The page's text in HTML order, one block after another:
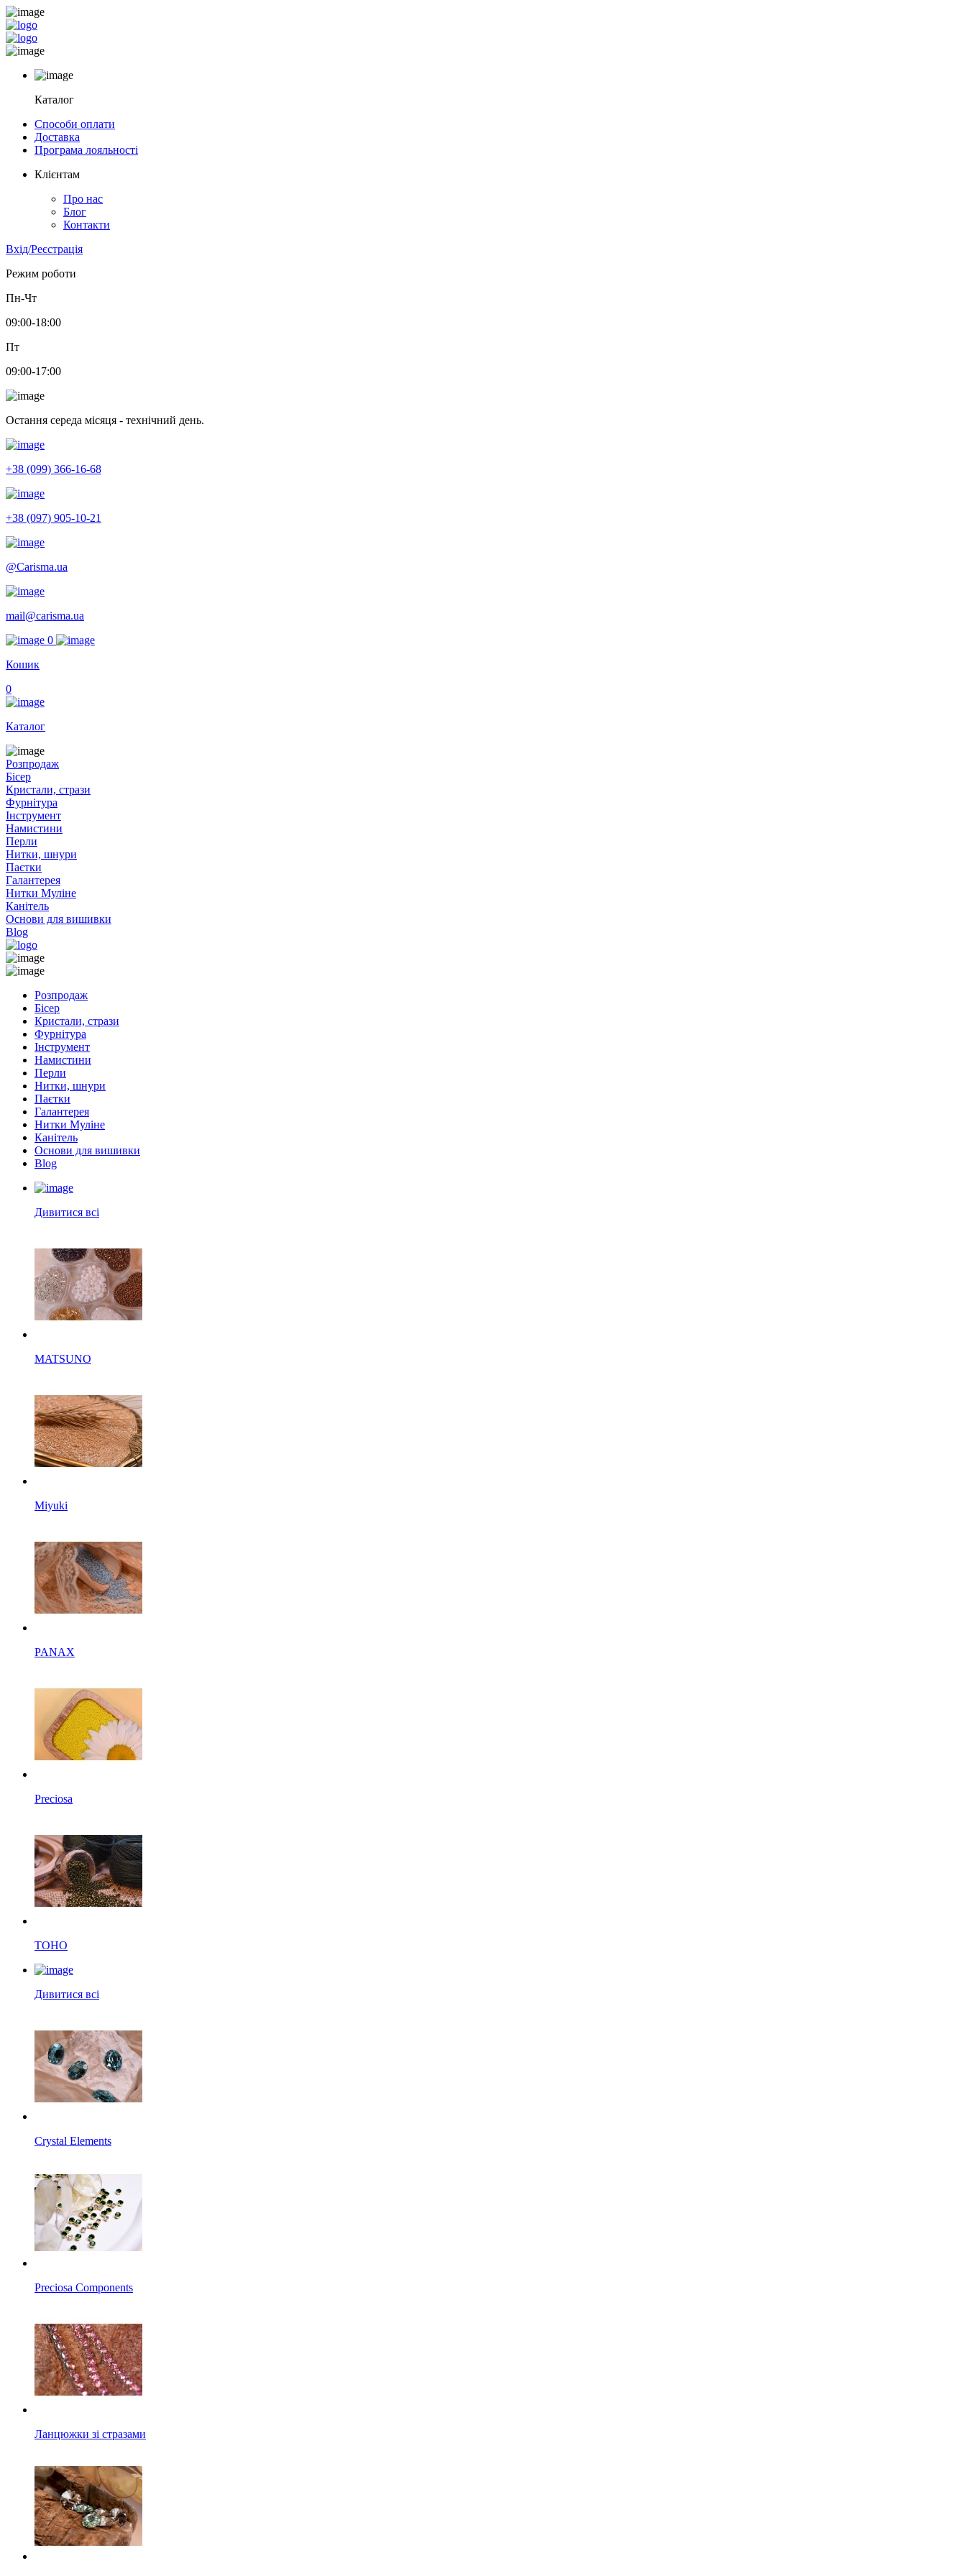
Каталог
Способи оплати
Доставка
Програма лояльності
Клієнтам
Про нас
Блог
Контакти
Вхід/Реєстрація
Режим роботи
Пн-Чт
09:00-18:00
Пт
09:00-17:00
Остання середа місяця - технічний день.
+38 (099) 366-16-68
+38 (097) 905-10-21
@Carisma.ua
mail@carisma.ua
0
Кошик
0
Каталог
Розпродаж
Бісер
Кристали, стрази
Фурнітура
Інструмент
Намистини
Перли
Нитки, шнури
Паєтки
Галантерея
Нитки Муліне
Канітель
Основи для вишивки
Blog
Розпродаж
Бісер
Кристали, стрази
Фурнітура
Інструмент
Намистини
Перли
Нитки, шнури
Паєтки
Галантерея
Нитки Муліне
Канітель
Основи для вишивки
Blog
Дивитися всі
MATSUNO
Miyuki
PANAX
Preciosa
TOHO
Дивитися всі
Crystal Elements
Preciosa Components
Ланцюжки зі стразами